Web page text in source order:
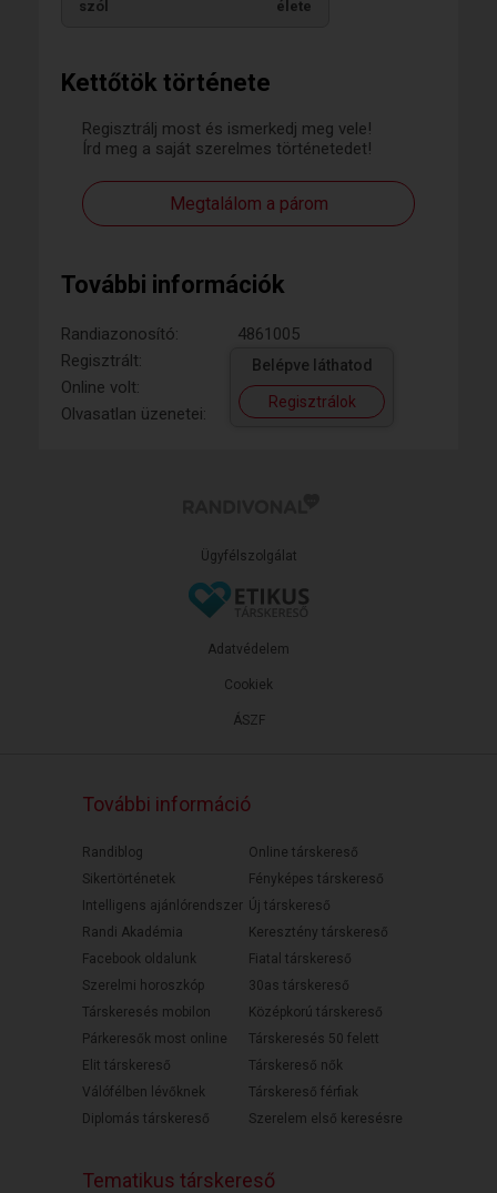
Kettőtök története
Regisztrálj most és ismerkedj meg vele!
Írd meg a saját szerelmes történetedet!
Megtalálom a párom
További információk
Randiazonosító:
4861005
Regisztrált:
Online volt:
Olvasatlan üzenetei:
Belépve láthatod
Regisztrálok
szól élete
Ügyfélszolgálat
ÁSZF
Adatvédelem
Cookiek
További információ
Randiblog
Sikertörténetek
Intelligens ajánlórendszer
Randi Akadémia
Facebook oldalunk
Szerelmi horoszkóp
Társkeresés mobilon
Párkeresők most online
Elit társkereső
Válófélben lévőknek
Diplomás társkereső
Online társkereső
Fényképes társkereső
Új társkereső
Keresztény társkereső
Fiatal társkereső
30as társkereső
Középkorú társkereső
Társkeresés 50 felett
Társkereső nők
Társkereső férfiak
Szerelem első keresésre
Tematikus társkereső